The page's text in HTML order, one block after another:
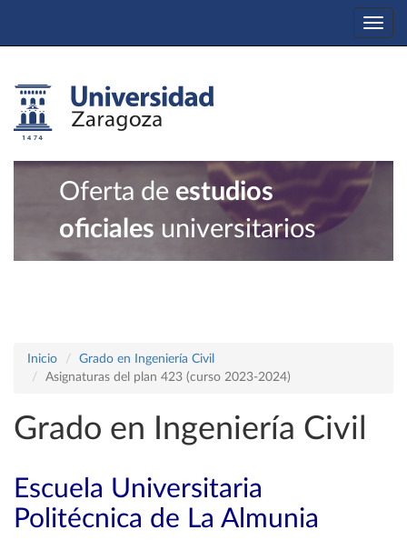
Oferta de estudios
oficiales universitarios
Inicio
Grado en Ingeniería Civil
Asignaturas del plan 423 (curso 2023-2024)
Grado en Ingeniería Civil
Escuela Universitaria
Politécnica de La Almunia